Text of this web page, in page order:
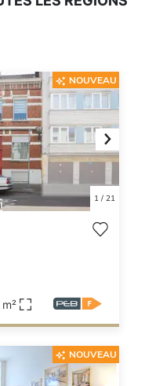
Next
1/ 21
NOUVEAU
NOUVEAU